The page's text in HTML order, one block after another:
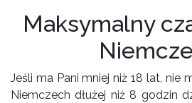
Maksymalny
Jeśli ma Pani mniej niż 18 lat, nie
Niemczech dłużej niż 8 godzin